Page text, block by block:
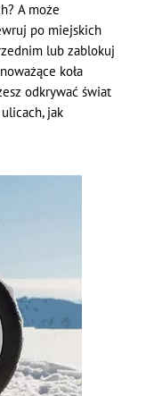
A może
po miejskich
lub zablokuj
koła
odkrywać świat
jak